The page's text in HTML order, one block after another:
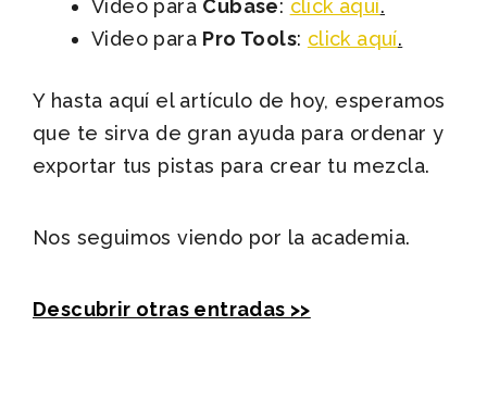
Video para Cubase: click aquí.
Video para Pro Tools: click aquí.
Y hasta aquí el artículo de hoy, esperamos
que te sirva de gran ayuda para ordenar y
exportar tus pistas para crear tu mezcla.
Nos seguimos viendo por la academia.
Descubrir otras entradas >>